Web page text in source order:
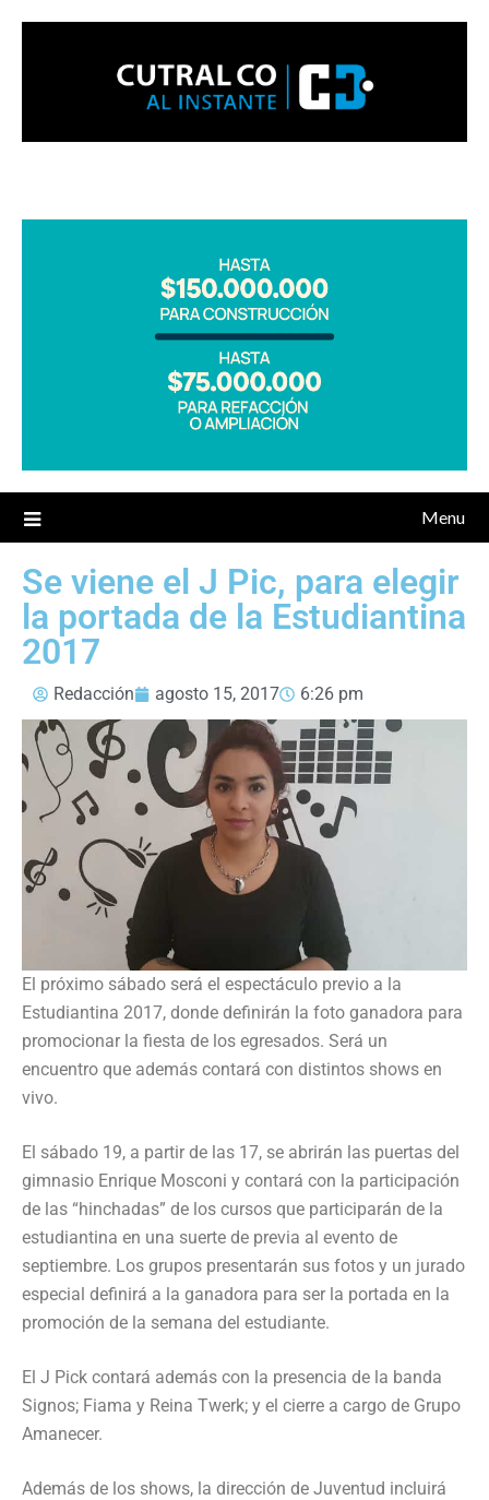
Menu
Se viene el J Pic, para elegir
la portada de la Estudiantina
2017
Redacción agosto 15, 2017 6:26 pm
El próximo sábado será el espectáculo previo a la
Estudiantina 2017, donde definirán la foto ganadora para
promocionar la fiesta de los egresados. Será un
encuentro que además contará con distintos shows en
vivo.
El sábado 19, a partir de las 17, se abrirán las puertas del
gimnasio Enrique Mosconi y contará con la participación
de las “hinchadas” de los cursos que participarán de la
estudiantina en una suerte de previa al evento de
septiembre. Los grupos presentarán sus fotos y un jurado
especial definirá a la ganadora para ser la portada en la
promoción de la semana del estudiante.
El J Pick contará además con la presencia de la banda
Signos; Fiama y Reina Twerk; y el cierre a cargo de Grupo
Amanecer.
Además de los shows, la dirección de Juventud incluirá